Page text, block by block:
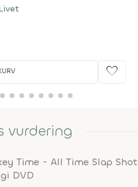
favorite
vurdering
Time - All Time Slap Shot
DVD